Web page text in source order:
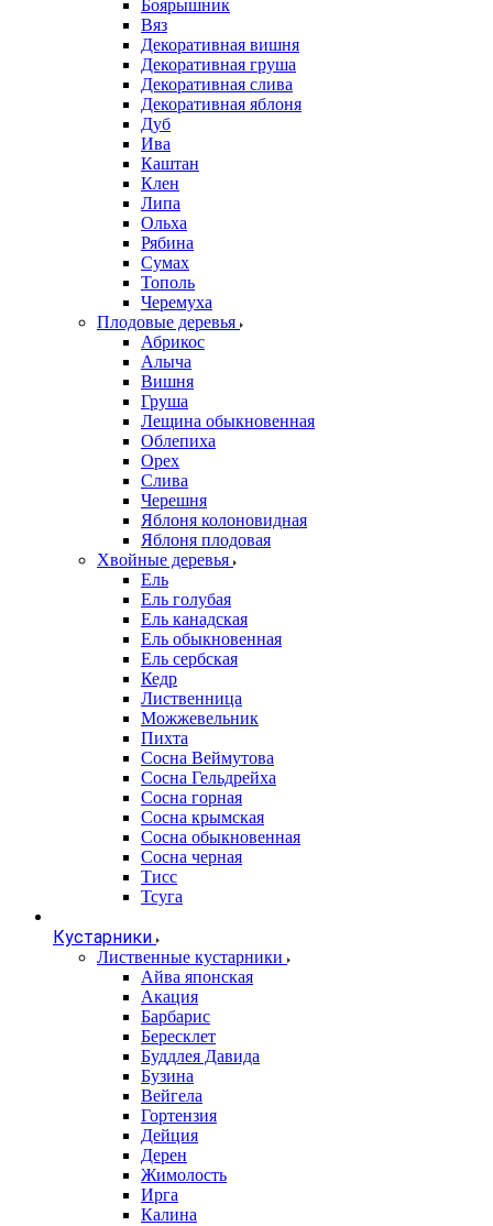
Боярышник
Вяз
Декоративная вишня
Декоративная груша
Декоративная слива
Декоративная яблоня
Дуб
Ива
Каштан
Клен
Липа
Ольха
Рябина
Сумах
Тополь
Черемуха
Плодовые деревья
Абрикос
Алыча
Вишня
Груша
Лещина обыкновенная
Облепиха
Орех
Слива
Черешня
Яблоня колоновидная
Яблоня плодовая
Хвойные деревья
Ель
Ель голубая
Ель канадская
Ель обыкновенная
Ель сербская
Кедр
Лиственница
Можжевельник
Пихта
Сосна Веймутова
Сосна Гельдрейха
Сосна горная
Сосна крымская
Сосна обыкновенная
Сосна черная
Тисс
Тсуга
Кустарники
Лиственные кустарники
Айва японская
Акация
Барбарис
Бересклет
Буддлея Давида
Бузина
Вейгела
Гортензия
Дейция
Дерен
Жимолость
Ирга
Калина